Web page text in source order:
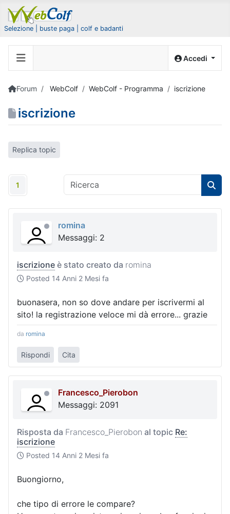
Selezione | buste paga | colf e badanti
Accedi
Forum WebColf WebColf - Programma iscrizione
iscrizione
Replica topic
1
romina
Messaggi: 2
iscrizione è stato creato da romina
Posted 14 Anni 2 Mesi fa
buonasera, non so dove andare per iscrivermi al
sito! la registrazione veloce mi dà errore... grazie
da romina
Rispondi Cita
Francesco_Pierobon
Messaggi: 2091
Risposta da Francesco_Pierobon al topic Re:
iscrizione
Posted 14 Anni 2 Mesi fa
Buongiorno,
che tipo di errore le compare?